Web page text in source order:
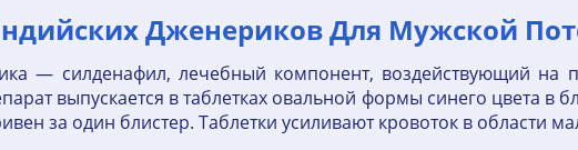
Дженериков Для Мужской
— силденафил, лечебный компонент, воздействующий на
выпускается в таблетках овальной формы синего цвета в
за один блистер. Таблетки усиливают кровоток в области